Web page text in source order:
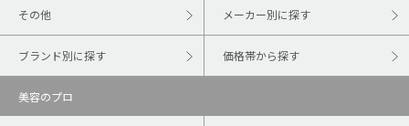
その他 メーカー別に探す
ブランド別に探す 価格帯から探す
美容のプロ